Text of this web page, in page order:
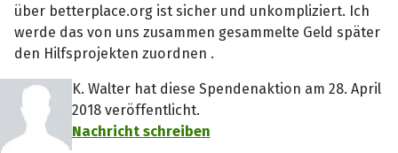
über betterplace.org ist sicher und unkompliziert. Ich
werde das von uns zusammen gesammelte Geld später
den Hilfsprojekten zuordnen .
K. Walter hat diese Spendenaktion am 28. April
2018 veröffentlicht.
Nachricht schreiben